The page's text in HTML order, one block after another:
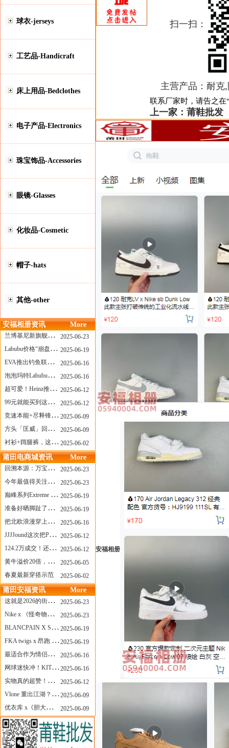
球衣-jerseys
工艺品-Handicraft
床上用品-Bedclothes
电子产品-Electronics
珠宝饰品-Accessories
眼镜-Glasses
化妆品-Cosmetic
帽子-hats
其他-other
安福相册资讯 More
兰博基尼新旗舰曝光？这台顶级超跑或将在8月登场
2025-06-23
Labubu价格“崩盘”？618当日泡泡玛特预售补货量超200W！
2025-06-19
EVA推出钓鱼联名套装，初号机也能当“假饵”？
2025-06-16
泡泡玛特Labubu新品发售上演“拳王争霸”......
2025-06-16
超可爱！Heinz推出星之卡比合作款番茄酱！
2025-06-12
99元就能买到这样颜值的太阳镜？优衣库夏季墨镜系列
2025-06-12
竞速本能+尽释锋芒——罗杰杜彼Roger+Dubuis王者竞速系列飞返计时码表燃擎赛道
2025-06-09
方头「匡威」回归！日系简约里的小心思
2025-06-09
衬衫+阔腿裤，这样穿美出新高度！
2025-06-02
莆田电商城资讯 More
回溯本源：万宝龙推出明星系列都市灰腕表新作
2025-06-23
今年最值得关注的AF1！KOBE x AF1 明日发售
2025-06-23
巅峰系列Extreme Diver潜水腕表与Revival Diver复刻版潜水腕表共同推出“暗影款”新作
2025-06-19
准备好晒脚趾了吗？透明款 AF1 要回归了
2025-06-19
把北欧浪漫穿上脚，Cecilie Bahnsen x ASICS
2025-06-16
JJJJound这次把PUMA改得好安静
2025-06-12
124.2万成交！还有什么是Labubu做不到的？
2025-06-12
黄牛溢价20倍，「Labubu」3.0市价大盘点！假货比正品还贵...
2025-06-05
春夏最新穿搭示范
2025-06-02
莆田安福资讯 More
这就是2026的街头感！Prada新包我先爱了
2025-06-23
Nike x 《怪奇物语》联名回归，终于轮到这双热门款了！
2025-06-23
BLANCPAIN X SWATCH联名款 BIOCERAMIC SCUBA FIFTY FATHOMS 系列推出全新 GREEN ABYSS（碧波洋）腕表
2025-06-19
FKA twigs x 昂跑 联名来了，这三双 Cloud X 你选哪一双？
2025-06-19
最适合作为情侣鞋的New Balance 1906 Loafer出现了！
2025-06-16
网球迷快冲！KITH x Wilson 限量球拍太会设计了
2025-06-16
实物真的超赞！NB 新款 2010 新配色
2025-06-12
Vlone 重出江湖？突然又要联名，谁能想到！
2025-06-09
优衣库 x《胆大党》新品公布，第二季联动周边来了！
2025-06-09
扫一扫：
主营产品： 耐克
联系厂家时，请告之在
上一家： 莆鞋批发
安福相册